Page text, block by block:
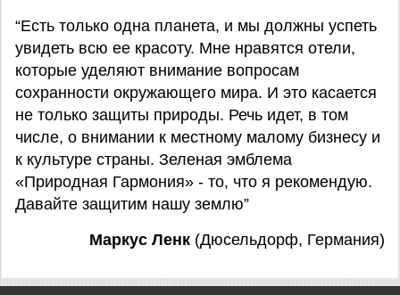
“Есть только одна планета, и мы должны успеть
увидеть всю ее красоту. Мне нравятся отели,
которые уделяют внимание вопросам
сохранности окружающего мира. И это касается
не только защиты природы. Речь идет, в том
числе, о внимании к местному малому бизнесу и
к культуре страны. Зеленая эмблема
«Природная Гармония» - то, что я рекомендую.
Давайте защитим нашу землю”
Маркус Ленк (Дюсельдорф, Германия)